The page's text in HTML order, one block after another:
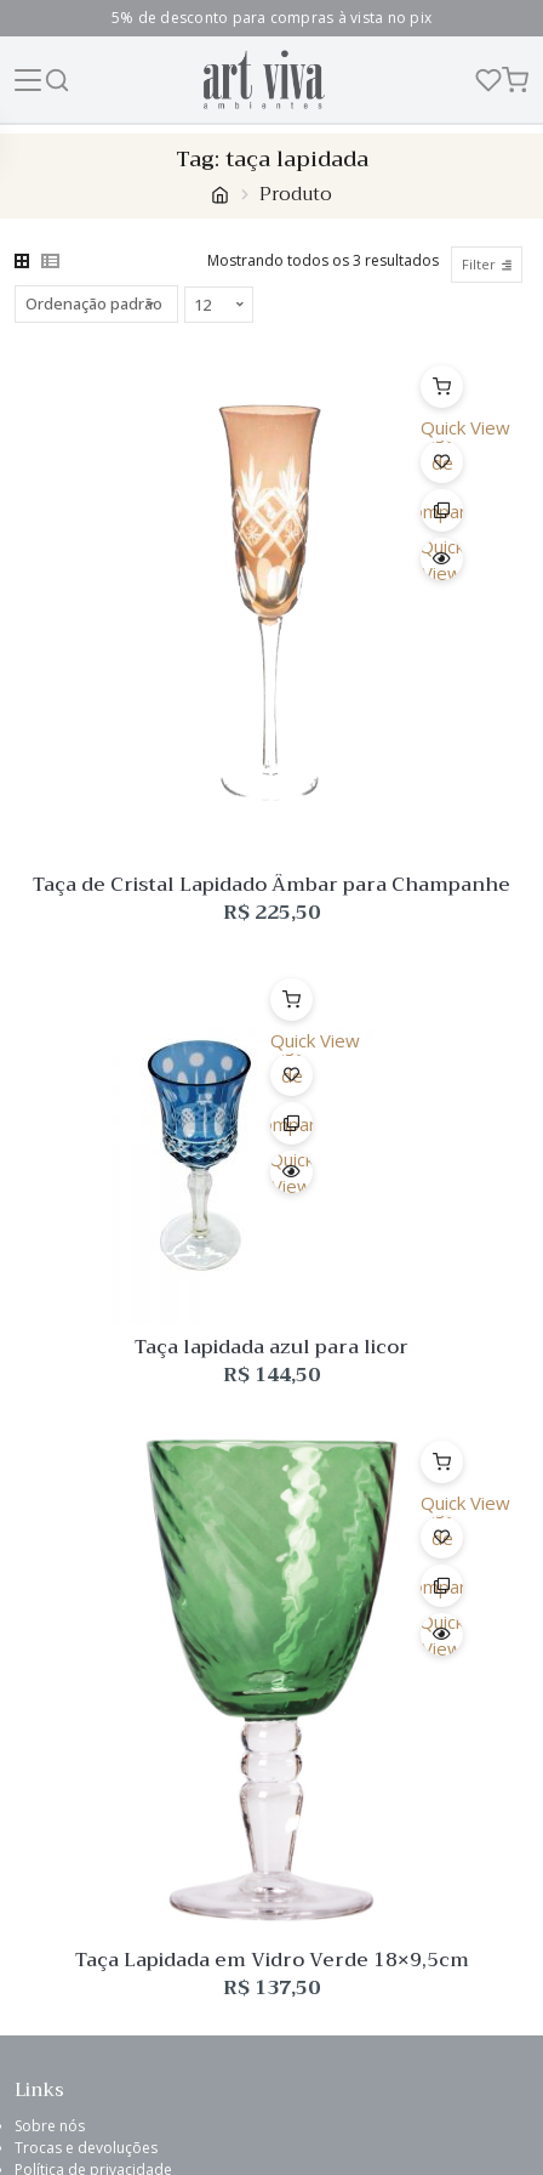
5% de desconto para compras à vista no pix
Tag:taça lapidada
Produto
Mostrando todos os 3 resultados Filter
Quick View
Lista
de
Desejo
Comparar
Quick
View
Taça de Cristal Lapidado Âmbar para Champanhe
R$225,50
Quick View
Lista
de
Desejo
Comparar
Quick
View
Taça lapidada azul para licor
R$ 144,50
Quick View
Lista
de
Desejo
Comparar
Quick
View
Taça Lapidada em Vidro Verde 18×9,5cm
R$ 137,50
Links
Sobre nós
Trocas e devoluções
Política de privacidade